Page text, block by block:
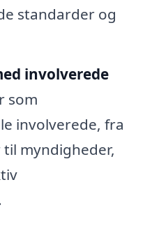
standarder og
involverede
som
involverede, fra
myndigheder,